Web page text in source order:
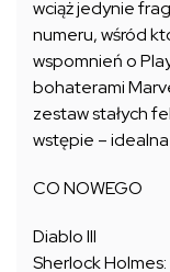
wciąż jedynie
numeru, wśród
wspomnień o
bohaterami
zestaw stałych
wstępie –
CO NOWEGO
Diablo III
Sherlock